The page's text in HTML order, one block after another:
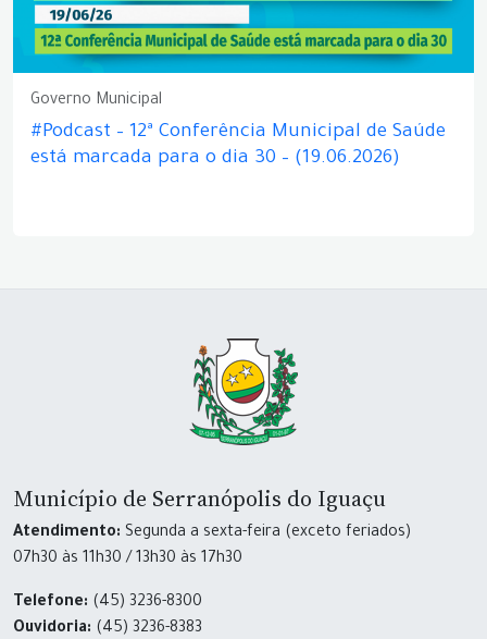
Governo Municipal
#Podcast – 12ª Conferência Municipal de Saúde
está marcada para o dia 30 – (19.06.2026)
Município de Serranópolis do Iguaçu
Atendimento: Segunda a sexta-feira (exceto feriados)
07h30 às 11h30 / 13h30 às 17h30
Telefone: (45) 3236-8300
Ouvidoria: (45) 3236-8383